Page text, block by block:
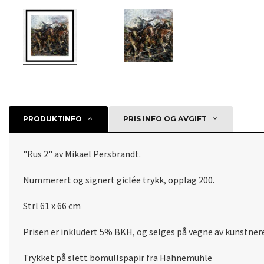
PRODUKTINFO PRIS INFO OG AVGIFT
"Rus 2" av Mikael Persbrandt.
Nummerert og signert giclée trykk, opplag 200.
Strl 61 x 66 cm
Prisen er inkludert 5% BKH, og selges på vegne av
Trykket på slett bomullspapir fra Hahnemühle